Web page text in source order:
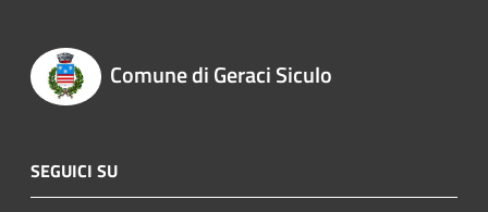
Comune di Geraci Siculo
SEGUICI SU